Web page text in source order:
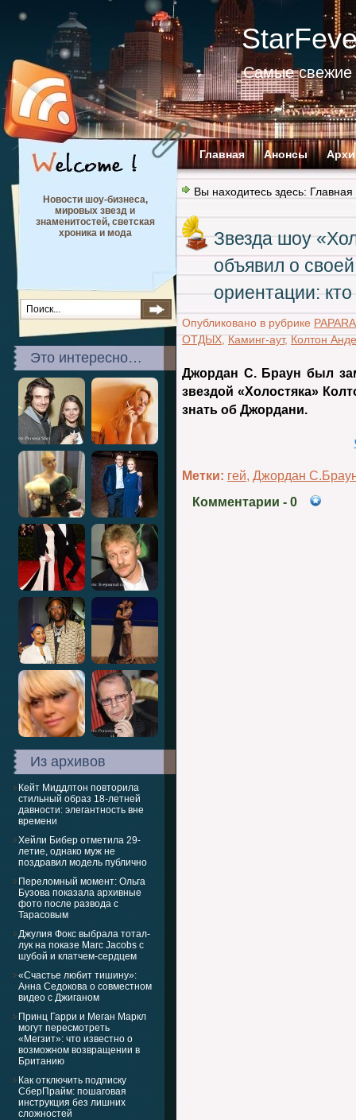
Самые свежие
Главная Анонсы
Новости шоу-бизнеса,
мировых звезд и
знаменитостей, светская
хроника и мода
Это интересно…
Из архивов
Кейт Миддлтон повторила
стильный образ 18-летней
давности: элегантность вне
времени
Хейли Бибер отметила 29-
летие, однако муж не
поздравил модель публично
Переломный момент: Ольга
Бузова показала архивные
фото после развода с
Тарасовым
Джулия Фокс выбрала тотал-
лук на показе Marc Jacobs с
шубой и клатчем-сердцем
«Счастье любит тишину»:
Анна Седокова о совместном
видео с Джиганом
Принц Гарри и Меган Маркл
могут пересмотреть
«Мегзит»: что известно о
возможном возвращении в
Британию
Как отключить подписку
СберПрайм: пошаговая
инструкция без лишних
сложностей
Вы находитесь здесь: Главная
Звезда шоу
объявил о
ориентации:
Опубликовано в рубрике
ОТДЫХ,Каминг-аут,Колтон
Джордан С. Браун был
звездой «Холостяка»
знать об Джордани.
Метки: гей, Джордан
Комментарии - 0